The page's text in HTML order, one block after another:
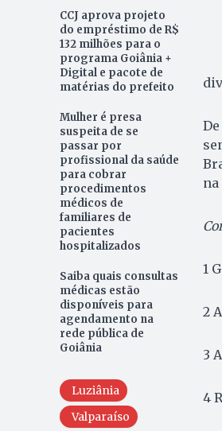
CCJ aprova projeto
do empréstimo de R$
132 milhões para o
programa Goiânia +
Digital e pacote de
matérias do prefeito
Mulher é presa
suspeita de se
passar por
profissional da saúde
para cobrar
procedimentos
médicos de
familiares de
pacientes
hospitalizados
Saiba quais consultas
médicas estão
disponíveis para
agendamento na
rede pública de
Goiânia
Luziânia
Valparaíso
na
1
2
3
4